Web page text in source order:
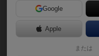
べきる(手札を出し切る)と
パッケージのイラスト
ん」に似せているのは脱
のを象徴しているのかも
Google
Apple
または